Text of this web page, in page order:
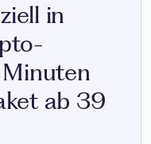
in
ab 39